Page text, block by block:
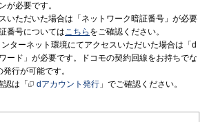
が必要です。
いただいた場合は「ネットワーク暗証番号」が必要
番号についてはこちら をご確認ください。
ターネット環境にてアクセスいただいた場合は「d
ード」が必要です。ドコモの契約回線をお持ちでな
行が可能です。
は「
dアカウント発行 」でご確認ください。